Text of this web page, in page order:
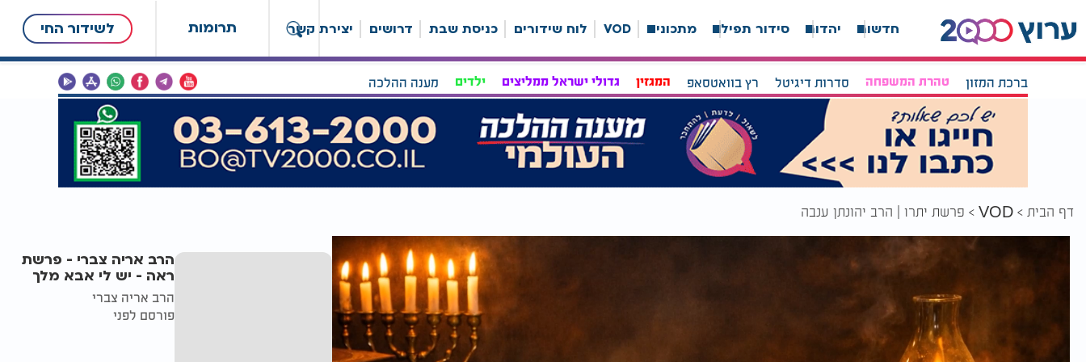
תרומות לשידור החי חדשות יהדות סידור תפילה מתכונים VOD לוח שידורים כניסת שבת דרושים יצירת קשר
ברכת המזון טהרת המשפחה סדרות דיגיטל רץ בוואטסאפ המגזין גדולי ישראל ממליצים ילדים מענה ההלכה
דף הבית VOD פרשת יתרו | הרב יהונתן ענבה
הרב אריה צברי - פרשת
ראה - יש לי אבא מלך
הרב אריה צברי
פורסם לפני